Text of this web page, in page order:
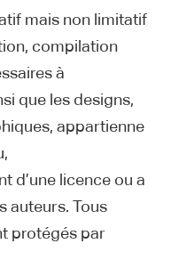
mais non limitatif
compilation
à
que les designs,
appartienne
d’une licence ou a
auteurs. Tous
protégés par